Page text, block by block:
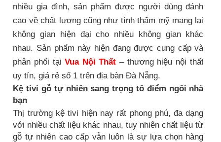
nhiều gia đình, sản phẩm được người dùng đánh
cao về chất lượng cũng như tính thẩm mỹ mang lại
không gian hiện đại cho nhiều không gian khác
nhau. Sản phẩm này hiện đang được cung cấp và
phân phối tạiVua Nội Thất – thương hiệu nội thất
uy tín, giá rẻ số 1 trên địa bàn Đà Nẵng.
Kệ tivi gỗ tự nhiên sang trọng tô điểm ngôi nhà
bạn
Thị trường kệ tivi hiện nay rất phong phú, đa dạng
với nhiều chất liệu khác nhau, tuy nhiên chất liệu từ
gỗ tự nhiên cao cấp vẫn luôn là sự lựa chọn hàng